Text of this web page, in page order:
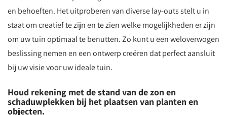
en behoeften. Het uitproberen van diverse lay-outs stelt u in
staat om creatief te zijn en te zien welke mogelijkheden er zijn
om uw tuin optimaal te benutten. Zo kunt u een weloverwogen
beslissing nemen en een ontwerp creëren dat perfect aansluit
bij uw visie voor uw ideale tuin.
Houd rekening met de stand van de zon en
schaduwplekken bij het plaatsen van planten en
objecten.